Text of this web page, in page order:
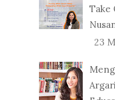
Take
23